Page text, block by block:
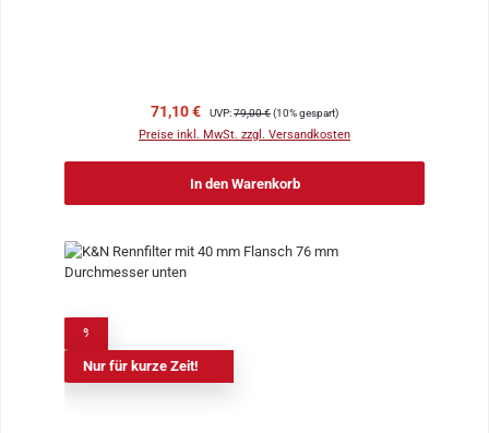
Verkaufspreis:
71,10 € Regulärer Preis:
UVP:79,00 €(10% gespart)
Preise inkl. MwSt. zzgl. Versandkosten
In den Warenkorb
Nur für kurze Zeit!